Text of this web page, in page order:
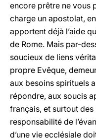
encore prêtre ne vous
charge un apostolat,
apportent déjà l’aide
de Rome. Mais par-
soucieux de liens
propre Evêque,
aux besoins spirituels
répondre, aux soucis
français, et surtout des
responsabilité de
d’une vie ecclésiale